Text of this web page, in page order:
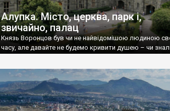
Алупка. Місто, церква, парк і,
звичайно, палац
Князь Воронцов був чи не найвідомішою людиною
часу, але давайте не будемо кривити душею – чи